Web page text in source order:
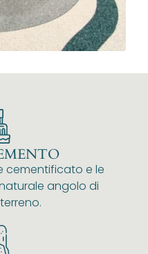
cementificato e le
angolo di